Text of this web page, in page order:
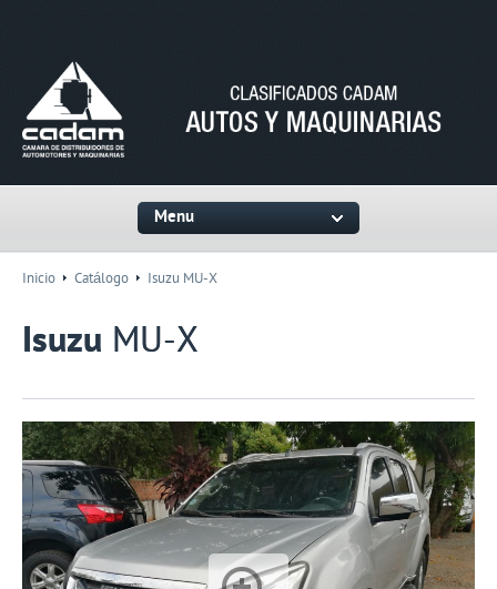
Menu
Inicio Catálogo Isuzu MU-X
Isuzu MU-X